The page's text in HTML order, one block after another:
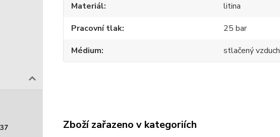
Materiál
litina
Pracovní tlak
25 bar
Médium
stlačený vzduch
Zboží zařazeno v kategoriích